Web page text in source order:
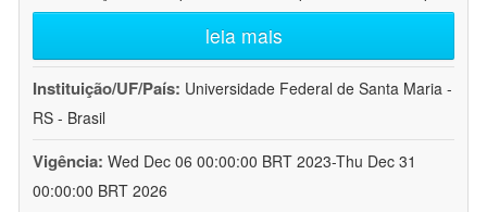
leia mais
Instituição/UF/País: Universidade Federal de Santa Maria -
RS - Brasil
Vigência: Wed Dec 06 00:00:00 BRT 2023-Thu Dec 31
00:00:00 BRT 2026